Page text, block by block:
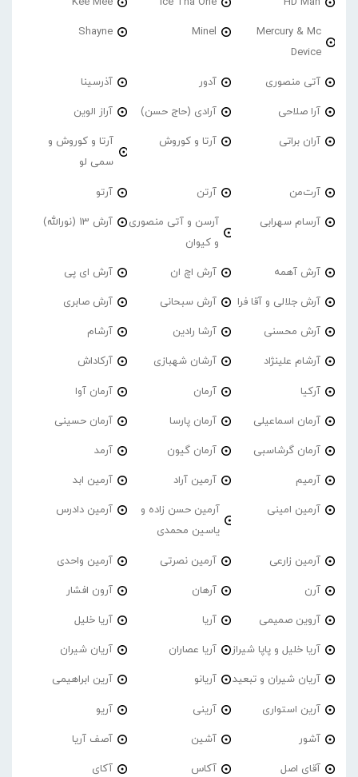
Mercury & Mc
Device
Minel
Shayne
آتی منصوری آدور آذرسینا
آرا صلاحی آرادی (حاج حسن) آراز الوین
آران براتی آرتا و کوروش
آرتا و کوروش و
سمی لو
آرت‌من آرتن آرتو
آرسام سهرابی
آرسن و آتی منصوری
و کیوان
آرش 13 (نورالله)
آرش آهمه آرش اچ ان آرش ای پی
آرش جلالی و آقا فرا آرش سبحانی آرش صابری
آرش محسنی آرشا رادین آرشام
آرشام علینژاد آرشان شهبازی آرکاداش
آرکیا آرمان آرمان آوا
آرمان اسماعیلی آرمان پارسا آرمان حسینی
آرمان گرشاسبی آرمان گیون آرمد
آرمیم آرمین آراد آرمین ابد
آرمین امینی
آرمین حسن زاده و
یاسین محمدی
آرمین دادرس
آرمین زارعی آرمین نصرتی آرمین واحدی
آرن آرهان آرون افشار
آروین صمیمی آریا آریا خلیل
آریا خلیل و پاپا شیراز آریا عصاران آریان شیران
آریان شیران و تبعید آریانو آرین ابراهیمی
آرین استواری آرینی آریو
آشور آشین آصف آریا
آقای اصل آکاس آکای